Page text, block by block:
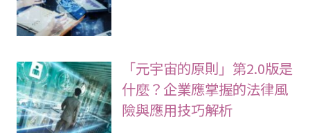
「元宇宙的原則」第2.0版是
什麼？企業應掌握的法律風
險與應用技巧解析